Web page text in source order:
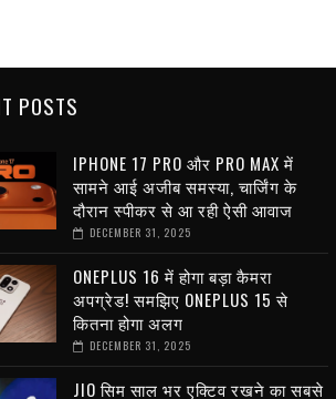
POSTS
IPHONE 17 PRO और PRO MAX में
सामने आई अजीब समस्या, चार्जिंग के
दौरान स्पीकर से आ रही ऐसी आवाज
DECEMBER 31, 2025
ONEPLUS 16 में होगा बड़ा कैमरा
अपग्रेड! समझिए ONEPLUS 15 से
कितना होगा अलग
DECEMBER 31, 2025
JIO सिम साल भर एक्टिव रखने का सबसे